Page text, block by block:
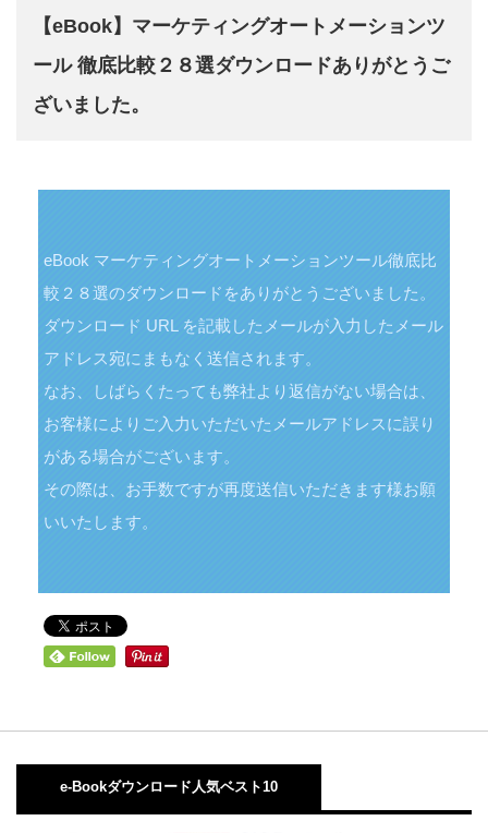
【eBook】マーケティングオートメーションツ
ール 徹底比較２８選ダウンロードありがとうご
ざいました。
eBook マーケティングオートメーションツール徹底比
較２８選のダウンロードをありがとうございました。
ダウンロード URL を記載したメールが入力したメール
アドレス宛にまもなく送信されます。
なお、しばらくたっても弊社より返信がない場合は、
お客様によりご入力いただいたメールアドレスに誤り
がある場合がございます。
その際は、お手数ですが再度送信いただきます様お願
いいたします。
e-Bookダウンロード人気ベスト10